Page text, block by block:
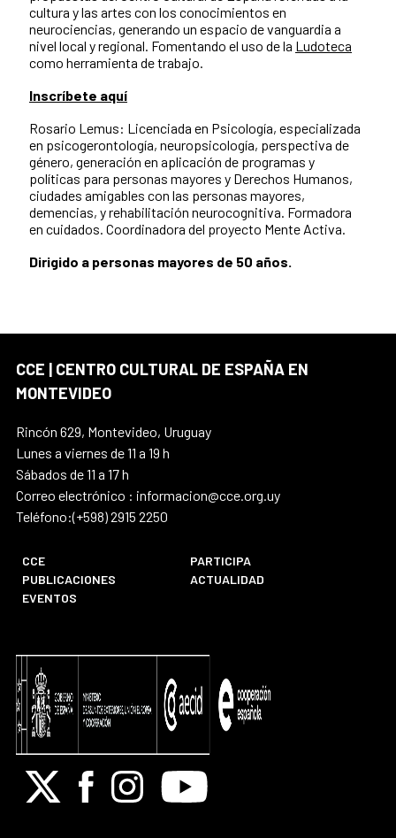
cultura y las artes con los conocimientos en
neurociencias, generando un espacio de vanguardia a
nivel local y regional. Fomentando el uso de la Ludoteca
como herramienta de trabajo.
Inscríbete aquí
Rosario Lemus: Licenciada en Psicología, especializada
en psicogerontología, neuropsicología, perspectiva de
género, generación en aplicación de programas y
políticas para personas mayores y Derechos Humanos,
ciudades amigables con las personas mayores,
demencias, y rehabilitación neurocognitiva. Formadora
en cuidados. Coordinadora del proyecto Mente Activa.
Dirigido a personas mayores de 50 años.
CCE | CENTRO CULTURAL DE ESPAÑA EN
MONTEVIDEO
Rincón 629, Montevideo, Uruguay
Lunes a viernes de 11 a 19 h
Sábados de 11 a 17 h
Correo electrónico : informacion@cce.org.uy
Teléfono:(+598) 2915 2250
CCE
PARTICIPA
PUBLICACIONES
ACTUALIDAD
EVENTOS
X FacebookInstagramYoutube